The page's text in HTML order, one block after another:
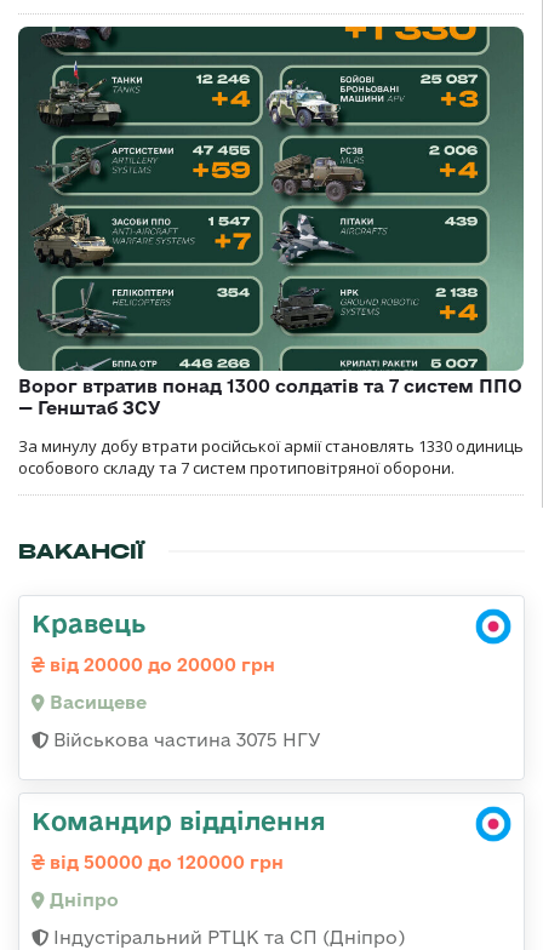
Ворог втратив понад 1300 солдатів та 7 систем ППО
— Генштаб ЗСУ
За минулу добу втрати російської армії становлять 1330 одиниць
особового складу та 7 систем протиповітряної оборони.
ВАКАНСІЇ
Кравець
від 20000 до 20000 грн
Васищеве
Військова частина 3075 НГУ
Командир відділення
від 50000 до 120000 грн
Дніпро
Індустіральний РТЦК та СП (Дніпро)